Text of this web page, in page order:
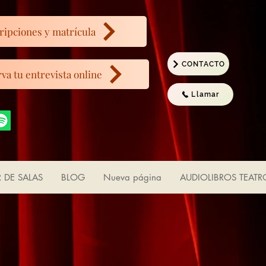
tu entrevista online
Llamar
CONTACTO
y matrícula
DE SALAS BLOG Nueva página AUDIOLIBROS